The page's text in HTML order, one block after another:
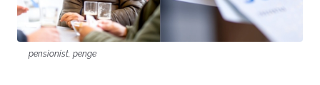
pensionist, penge